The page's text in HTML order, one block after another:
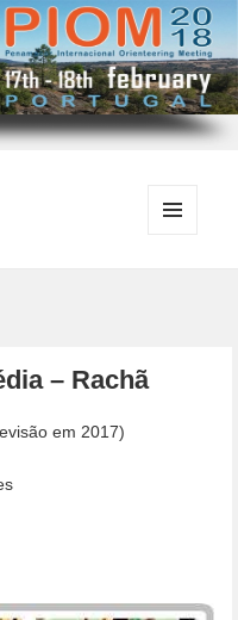
– Rachã
em 2017)